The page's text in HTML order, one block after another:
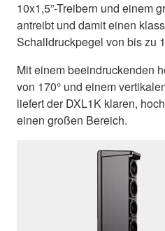
10x1,5”-Treibern und einem
antreibt und damit einen
Schalldruckpegel von bis zu
Mit einem beeindruckenden
von 170° und einem
liefert der DXL1K klaren,
einen großen Bereich.